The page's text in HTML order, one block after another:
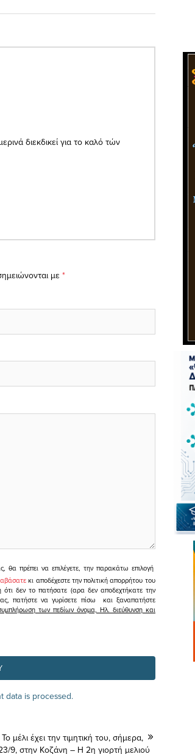
διεκδικεί για το καλό τών
με *
θα πρέπει να επιλέγετε, την παρακάτω επιλογή
κι αποδέχεστε την πολιτική απορρήτου του
δεν το πατήσατε (αρα δεν αποδεχτήκατε την
πατήστε να γυρίσετε πίσω και ξαναπατήστε
των πεδίων όνομα, Ηλ. διεύθυνση και
data is processed.
μέλι έχει την τιμητική του, σήμερα,
9, στην Κοζάνη – Η 2η γιορτή μελιού